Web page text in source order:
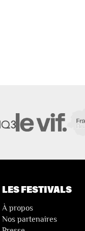
LES FESTIVALS
À propos
Nos partenaires